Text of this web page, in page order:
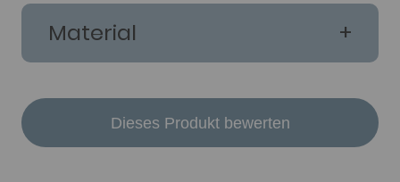
Material
Dieses Produkt bewerten